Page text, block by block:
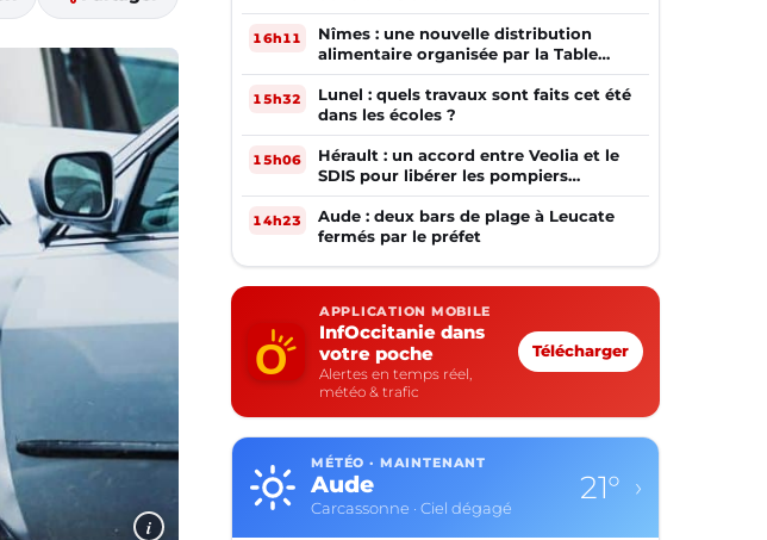
i
16h11
Nîmes : une nouvelle distribution
alimentaire organisée par la Table
Ouverte
15h32
Lunel : quels travaux sont faits cet été
dans les écoles ?
15h06
Hérault : un accord entre Veolia et le
SDIS pour libérer les pompiers
volontaires
14h23
Aude : deux bars de plage à Leucate
fermés par le préfet
APPLICATION MOBILE
InfOccitanie dans
votre poche
Alertes en temps réel,
météo & trafic
Télécharger
MÉTÉO · MAINTENANT
Aude
Carcassonne · Ciel dégagé
21° ›